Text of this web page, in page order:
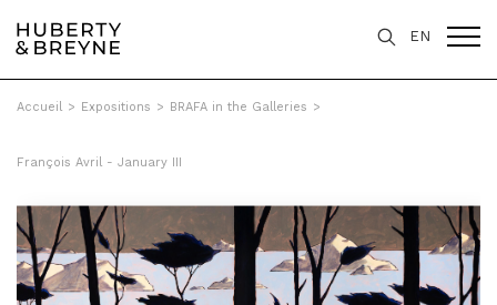
EN
Accueil > Expositions > BRAFA in the Galleries >
François Avril - January III